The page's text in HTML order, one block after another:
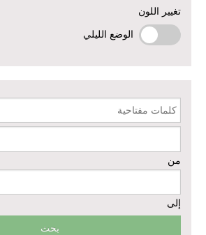
تغيير اللون
الوضع الليلي
كلمات مفتاحية
من
إلى
إعادة تأهيل الخدمات الصحية الأساسية وصحة الأم
مشروع إعادة تأهيل المأوى والبنية التحتية
مبادرة متعددة القطاعات لإعادة التأهيل في مدينة